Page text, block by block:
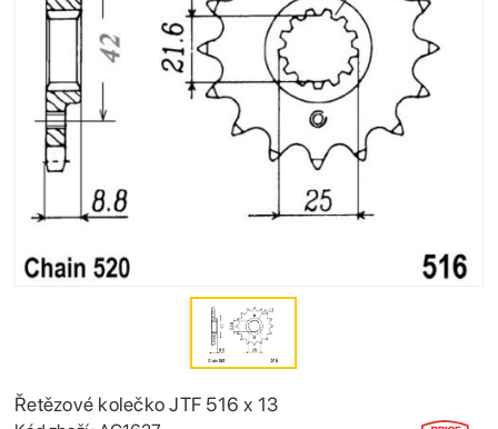
Řetězové kolečko JTF 516 x 13